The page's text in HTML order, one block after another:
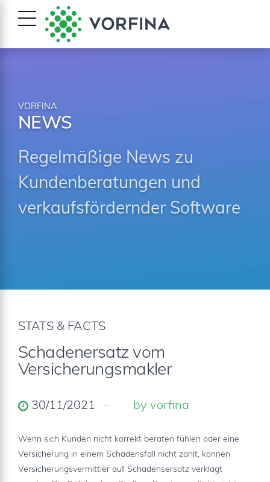
VORFINA
NEWS
Regelmäßige News zu
Kundenberatungen und
verkaufsfördernder Software
STATS & FACTS
Schadenersatz vom
Versicherungsmakler
30/11/2021 by vorfina
Wenn sich Kunden nicht korrekt beraten fühlen oder eine
Versicherung in einem Schadensfall nicht zahlt, können
Versicherungsvermittler auf Schadensersatz verklagt